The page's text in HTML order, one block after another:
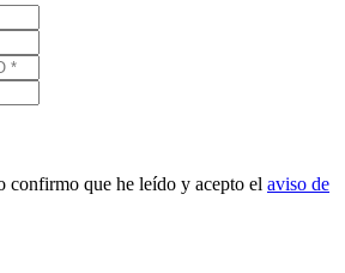
confirmo que he leído y acepto el aviso de